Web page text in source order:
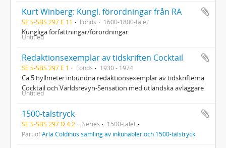
Kurt Winberg: Kungl. förordningar från RA
SE S-SBS 297 E 11 Fonds 1600-1800-talet
Kungliga författningar/förordningar
Untitled
Redaktionsexemplar av tidskriften Cocktail
SE S-SBS 297 E 1 Fonds 1930 - 1974
Ca 5 hyllmeter inbundna redaktionsexemplar av tidskrifterna
Cocktail och Världsrevyn-Sensation med utländska avläggare
Untitled
1500-talstryck
SE S-SBS 297 D 4:2 Series
1500-talet
Part ofArla Coldinus samling av inkunabler och 1500-talstryck